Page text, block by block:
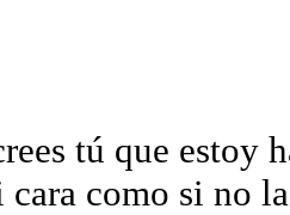
tú que estoy
cara como si no